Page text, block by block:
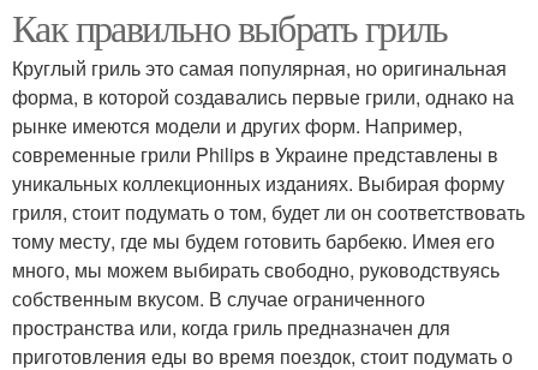
Как правильно выбрать гриль
Круглый гриль это самая популярная, но оригинальная
форма, в которой создавались первые грили, однако на
рынке имеются модели и других форм. Например,
современные грили Philips в Украине представлены в
уникальных коллекционных изданиях. Выбирая форму
гриля, стоит подумать о том, будет ли он соответствовать
тому месту, где мы будем готовить барбекю. Имея его
много, мы можем выбирать свободно, руководствуясь
собственным вкусом. В случае ограниченного
пространства или, когда гриль предназначен для
приготовления еды во время поездок, стоит подумать о